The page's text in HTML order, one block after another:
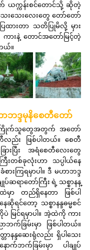
ယက္ကန်းစင်တောင်သို့ ဆိုတဲ့
းသေးလေးတွေ တော်တော်
ပြထားတာ သတိပြုမိလို့ မှား
ကားနဲ့ တောင်အတော်မြင့်တဲ့
ယ်။
ဘဒ္ဒမုနိစေတီတော်
ြိုက်သူတွေအတွက် အတော်
လည်း ဖြစ်ပါတယ်။ စေတီ
းပြီး အရံစေတီလေးတွေ
ြီးတစ်ခုလုံးဟာ သပ္ပါယ်နေ
းကြရမှာပါ။ ဒီ မဟာဘဒ္ဒ
ပ်ဆရာတော်ကြီး ရဲ့ သစ္စာနန္
ထဲမှာ တည်ရှိနေတာ ဖြစ်ပါ
ရင်တော့ သစ္စာနန္ဒဓမ္မစင်
မြင်ရမှာပါ။ အဲ့ထဲကို ကား
ာဘက်ခြမ်းမှာ ဖြစ်ပါတယ်။
ာနန္ဒဆေးရုံလည်း ရှိပါသေး
ဘက်ခြမ်းမှာ ပါချုပ်